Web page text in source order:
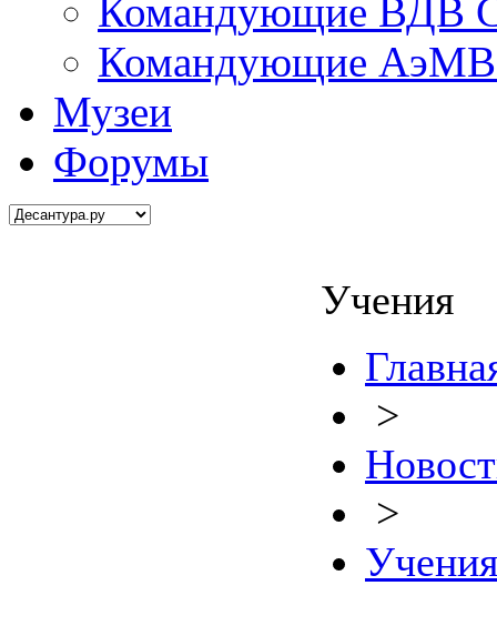
Командующие ВДВ
Командующие АэМВ
Музеи
Форумы
Учения
>
>
Учения